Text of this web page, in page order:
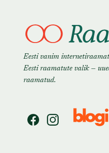
Eesti vanim
Eesti raamatute valik —
raamatud.